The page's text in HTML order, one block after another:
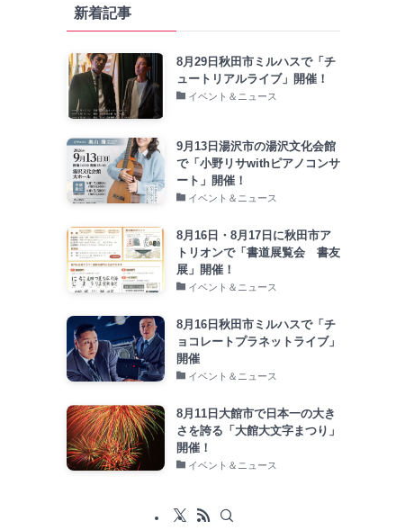
新着記事
8月29日秋田市ミルハスで「チ
ュートリアルライブ」開催！
イベント＆ニュース
9月13日湯沢市の湯沢文化会館
で「小野リサwithピアノコンサ
ート」開催！
イベント＆ニュース
8月16日・8月17日に秋田市ア
トリオンで「書道展覧会 書友
展」開催！
イベント＆ニュース
8月16日秋田市ミルハスで「チ
ョコレートプラネットライブ」
開催
イベント＆ニュース
8月11日大館市で日本一の大き
さを誇る「大館大文字まつり」
開催！
イベント＆ニュース